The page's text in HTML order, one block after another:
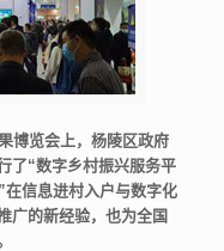
博览会上，杨陵区政府
了“数字乡村振兴服务平
在信息进村入户与数字化
广的新经验，也为全国